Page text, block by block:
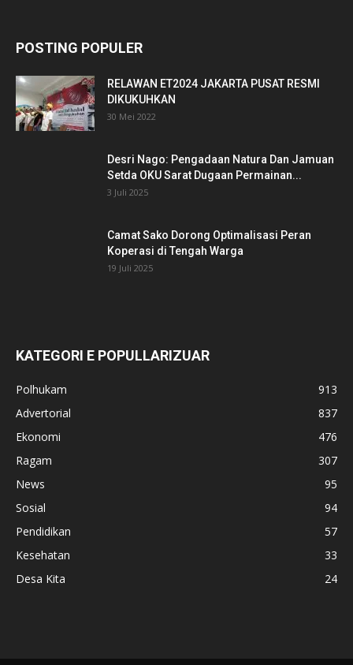
POSTING POPULER
RELAWAN ET2024 JAKARTA PUSAT RESMI
DIKUKUHKAN
30 Mei 2022
Desri Nago: Pengadaan Natura Dan Jamuan
Setda OKU Sarat Dugaan Permainan...
3 Juli 2025
Camat Sako Dorong Optimalisasi Peran
Koperasi di Tengah Warga
19 Juli 2025
KATEGORI E POPULLARIZUAR
Polhukam
913
Advertorial
837
Ekonomi
476
Ragam
307
News
95
Sosial
94
Pendidikan
57
Kesehatan
33
Desa Kita
24